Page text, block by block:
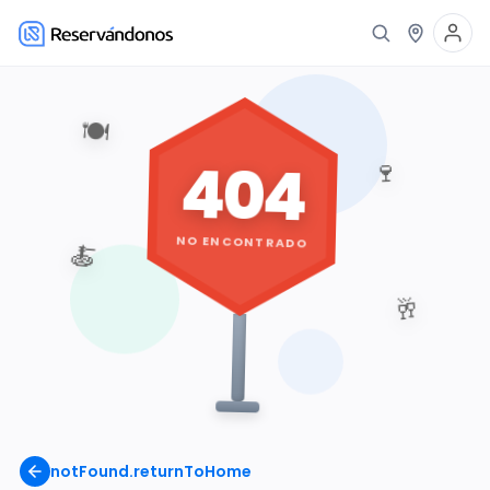
notFound.returnToHome
🍽️
🍷
🥂
🍝
404
NO ENCONTRADO